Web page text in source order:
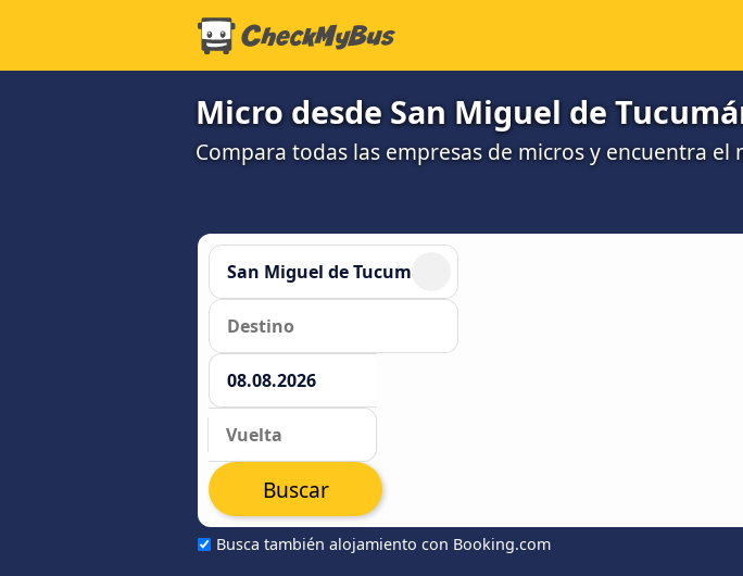
Micro desde San Miguel de
Compara todas las empresas de micros y encuentra el
Busca también alojamiento con Booking.com
Buscar